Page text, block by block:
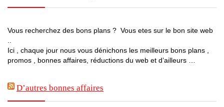
Vous recherchez des bons plans ? Vous etes sur le bon site web
Ici , chaque jour nous vous dénichons les meilleurs bons plans ,
promos , bonnes affaires, réductions du web et d’ailleurs …
D’autres bonnes affaires